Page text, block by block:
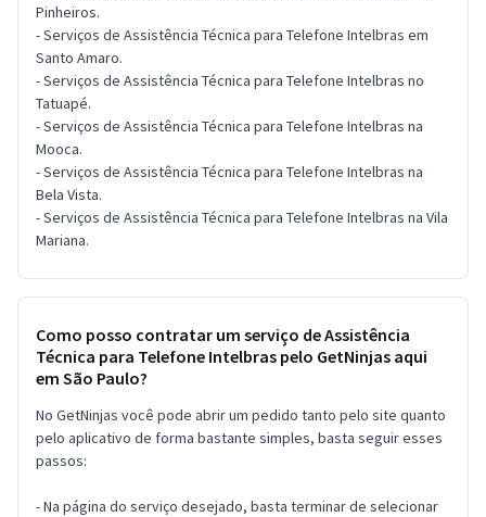
Pinheiros.
- Serviços de Assistência Técnica para Telefone Intelbras em
Santo Amaro.
- Serviços de Assistência Técnica para Telefone Intelbras no
Tatuapé.
- Serviços de Assistência Técnica para Telefone Intelbras na
Mooca.
- Serviços de Assistência Técnica para Telefone Intelbras na
Bela Vista.
- Serviços de Assistência Técnica para Telefone Intelbras na Vila
Mariana.
Como posso contratar um serviço de Assistência
Técnica para Telefone Intelbras pelo GetNinjas aqui
em São Paulo?
No GetNinjas você pode abrir um pedido tanto pelo site quanto
pelo aplicativo de forma bastante simples, basta seguir esses
passos:
- Na página do serviço desejado, basta terminar de selecionar